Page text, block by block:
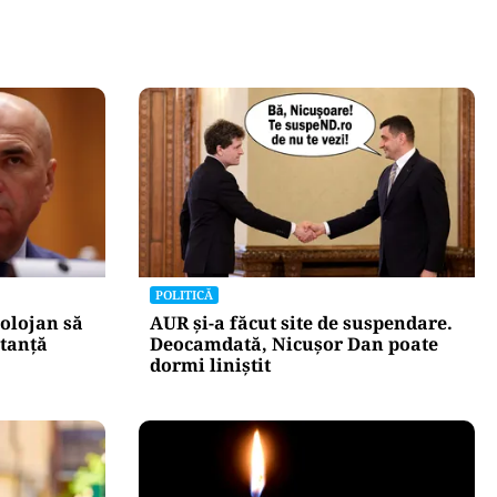
să
POLITICĂ
AUR și-a făcut site de suspendare.
Deocamdată, Nicușor Dan poate
dormi liniștit